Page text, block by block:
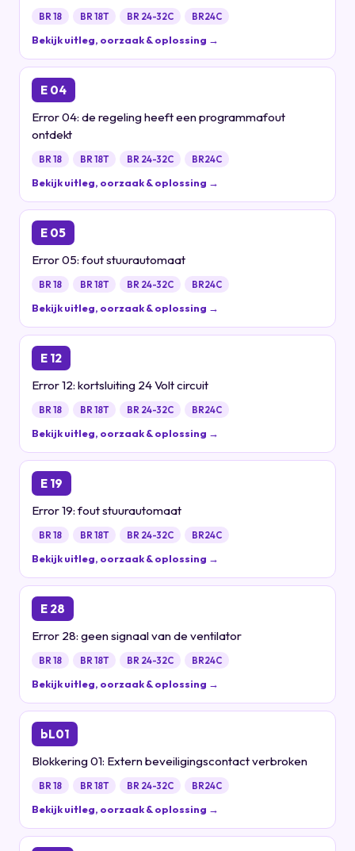
BR 18 BR 18T BR 24-32C BR24C
Bekijk uitleg, oorzaak & oplossing →
E 04
Error 04: de regeling heeft een programmafout
ontdekt
BR 18 BR 18T BR 24-32C BR24C
Bekijk uitleg, oorzaak & oplossing →
E 05
Error 05: fout stuurautomaat
BR 18 BR 18T BR 24-32C BR24C
Bekijk uitleg, oorzaak & oplossing →
E 12
Error 12: kortsluiting 24 Volt circuit
BR 18 BR 18T BR 24-32C BR24C
Bekijk uitleg, oorzaak & oplossing →
E 19
Error 19: fout stuurautomaat
BR 18 BR 18T BR 24-32C BR24C
Bekijk uitleg, oorzaak & oplossing →
E 28
Error 28: geen signaal van de ventilator
BR 18 BR 18T BR 24-32C BR24C
Bekijk uitleg, oorzaak & oplossing →
bL01
Blokkering 01: Extern beveiligingscontact verbroken
BR 18 BR 18T BR 24-32C BR24C
Bekijk uitleg, oorzaak & oplossing →